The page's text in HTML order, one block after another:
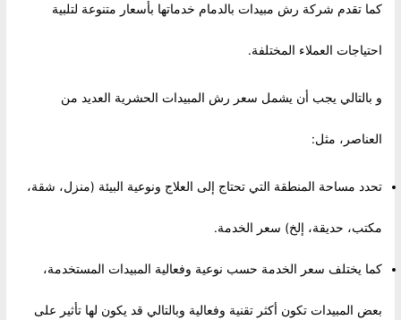
كما تقدم شركة رش مبيدات بالدمام خدماتها بأسعار متنوعة لتلبية
احتياجات العملاء المختلفة.
و بالتالي يجب أن يشمل سعر رش المبيدات الحشرية العديد من
العناصر، مثل:
تحدد مساحة المنطقة التي تحتاج إلى العلاج ونوعية البيئة (منزل، شقة،
مكتب، حديقة، إلخ) سعر الخدمة.
كما يختلف سعر الخدمة حسب نوعية وفعالية المبيدات المستخدمة،
بعض المبيدات تكون أكثر تقنية وفعالية وبالتالي قد يكون لها تأثير على